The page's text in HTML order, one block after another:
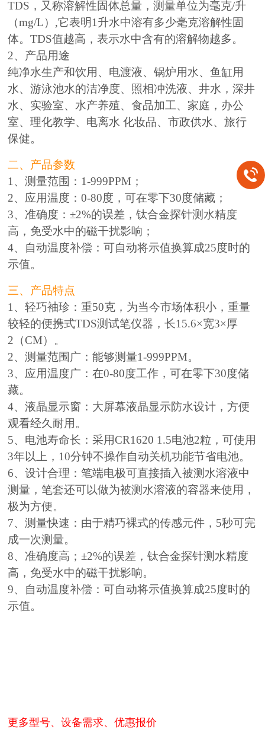
TDS，又称溶解性固体总量，测量单位为毫克/升
（mg/L）,它表明1升水中溶有多少毫克溶解性固
体。TDS值越高，表示水中含有的溶解物越多。
2、产品用途
纯净水生产和饮用、电渡液、锅炉用水、鱼缸用
水、游泳池水的洁净度、照相冲洗液、井水，深井
水、实验室、水产养殖、食品加工、家庭，办公
室、理化教学、电离水 化妆品、市政供水、旅行
保健。
二、产品参数
1、测量范围：1-999PPM；
2、应用温度：0-80度，可在零下30度储藏；
3、准确度：±2%的误差，钛合金探针测水精度
高，免受水中的磁干扰影响；
4、自动温度补偿：可自动将示值换算成25度时的
示值。
三、产品特点
1、轻巧袖珍：重50克，为当今市场体积小，重量
较轻的便携式TDS测试笔仪器，长15.6×宽3×厚
2（CM）。
2、测量范围广：能够测量1-999PPM。
3、应用温度广：在0-80度工作，可在零下30度储
藏。
4、液晶显示窗：大屏幕液晶显示防水设计，方便
观看经久耐用。
5、电池寿命长：采用CR1620 1.5电池2粒，可使用
3年以上，10分钟不操作自动关机功能节省电池。
6、设计合理：笔端电极可直接插入被测水溶液中
测量，笔套还可以做为被测水溶液的容器来使用，
极为方便。
7、测量快速：由于精巧裸式的传感元件，5秒可完
成一次测量。
8、准确度高；±2%的误差，钛合金探针测水精度
高，免受水中的磁干扰影响。
9、自动温度补偿：可自动将示值换算成25度时的
示值。
更多型号、设备需求、优惠报价